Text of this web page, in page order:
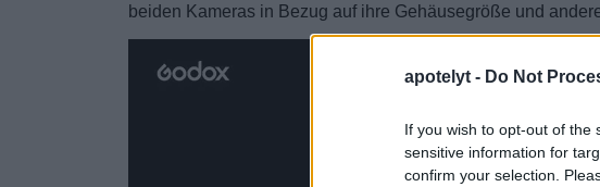
apotelyt - Do Not
If you wish to opt-out of the
sensitive information for
confirm your selection.
beiden Kameras in Bezug auf ihre Gehäusegröße und